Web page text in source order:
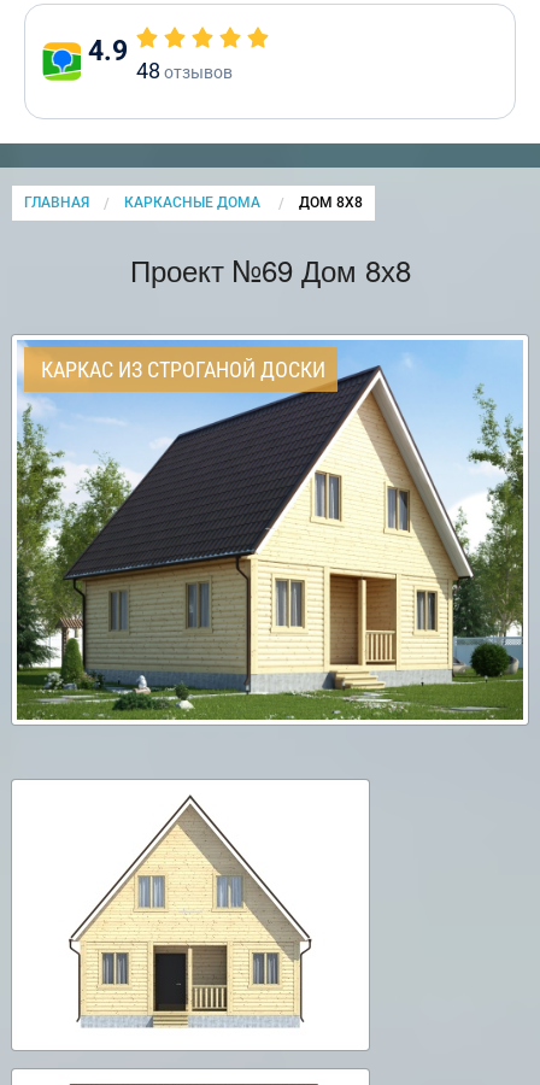
4.9
48 отзывов
ГЛАВНАЯ КАРКАСНЫЕ ДОМА CURRENT:
ДОМ 8Х8
Проект №69 Дом 8х8
КАРКАС ИЗ СТРОГАНОЙ ДОСКИ